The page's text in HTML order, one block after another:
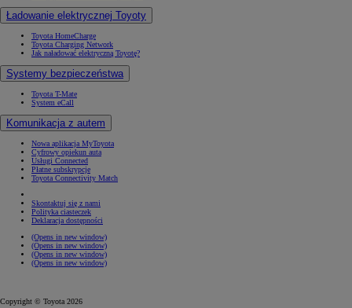
Ładowanie elektrycznej Toyoty
Toyota HomeCharge
Toyota Charging Network
Jak naładować elektryczną Toyotę?
Systemy bezpieczeństwa
Toyota T-Mate
System eCall
Komunikacja z autem
Nowa aplikacja MyToyota
Cyfrowy opiekun auta
Usługi Connected
Płatne subskrypcje
Toyota Connectivity Match
Skontaktuj się z nami
Polityka ciasteczek
Deklaracja dostępności
(Opens in new window)
(Opens in new window)
(Opens in new window)
(Opens in new window)
Copyright © Toyota 2026